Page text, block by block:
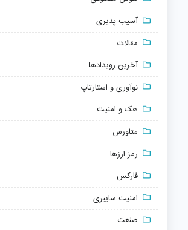
آسیب پذیری
مقالات
آخرین رویدادها
نوآوری و استارتاپ
هک و امنیت
متاورس
رمز ارزها
فارکس
امنیت سایبری
صنعت